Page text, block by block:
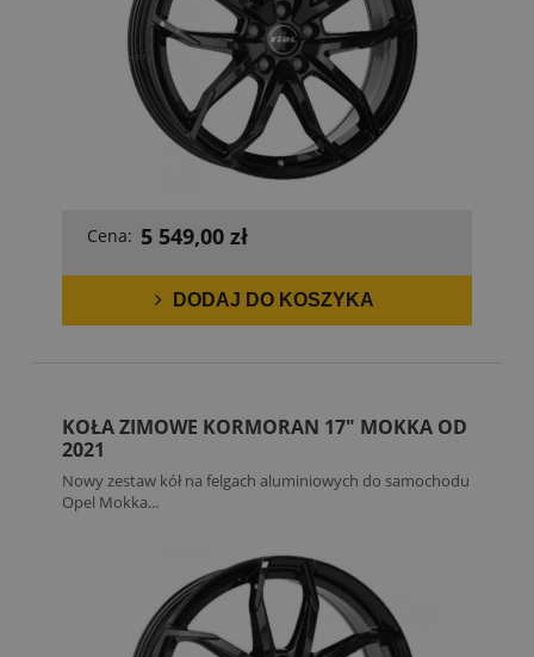
Cena: 5 549,00 zł
DODAJ DO KOSZYKA
KOŁA ZIMOWE KORMORAN 17" MOKKA OD
2021
Nowy zestaw kół na felgach aluminiowych do samochodu
Opel Mokka...